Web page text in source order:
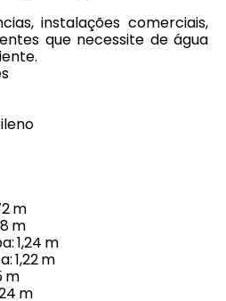
instalações comerciais,
que necessite de água
m
m
1,24 m
1,22 m
m
m